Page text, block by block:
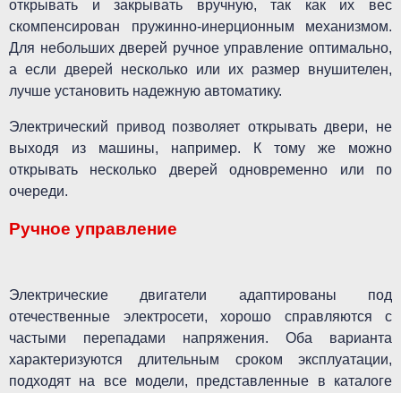
открывать и закрывать вручную, так как их вес
скомпенсирован пружинно-инерционным механизмом.
Для небольших дверей ручное управление оптимально,
а если дверей несколько или их размер внушителен,
лучше установить надежную автоматику.
Электрический привод позволяет открывать двери, не
выходя из машины, например. К тому же можно
открывать несколько дверей одновременно или по
очереди.
Ручное управление
Электрические двигатели адаптированы под
отечественные электросети, хорошо справляются с
частыми перепадами напряжения. Оба варианта
характеризуются длительным сроком эксплуатации,
подходят на все модели, представленные в каталоге